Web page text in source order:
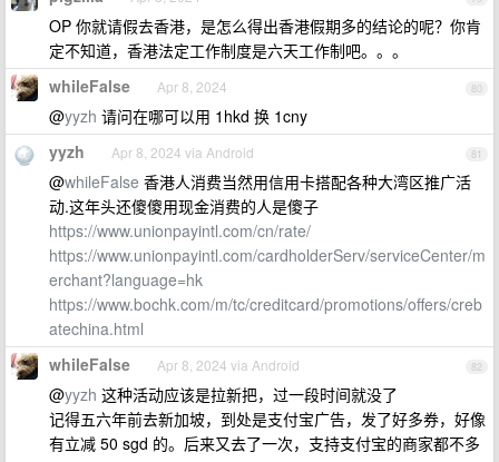
OP 你就请假去香港，是怎么得出香港假期多的结论的呢？你肯
定不知道，香港法定工作制度是六天工作制吧。。。
80
whileFalse Apr 8, 2024
@yyzh 请问在哪可以用 1hkd 换 1cny
81
yyzh Apr 8, 2024 via Android
@whileFalse 香港人消费当然用信用卡搭配各种大湾区推广活
动.这年头还傻傻用现金消费的人是傻子
https://www.unionpayintl.com/cn/rate/
https://www.unionpayintl.com/cardholderServ/serviceCenter/m
erchant?language=hk
https://www.bochk.com/m/tc/creditcard/promotions/offers/creb
atechina.html
82
whileFalse Apr 8, 2024 via Android
@yyzh 这种活动应该是拉新把，过一段时间就没了
记得五六年前去新加坡，到处是支付宝广告，发了好多券，好像
有立减 50 sgd 的。后来又去了一次，支持支付宝的商家都不多